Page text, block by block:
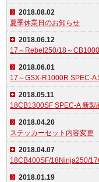
2018.08.02
夏季休業日のお知らせ
2018.06.12
17～Rebel250/18～
2018.06.01
17～GSX-R1000R SPEC-A
2018.05.11
18CB1300SF SPEC-A 新製
2018.04.20
ステッカーセット内容変更
2018.04.07
18CB400SF/18Ninja250/
2018.01.19